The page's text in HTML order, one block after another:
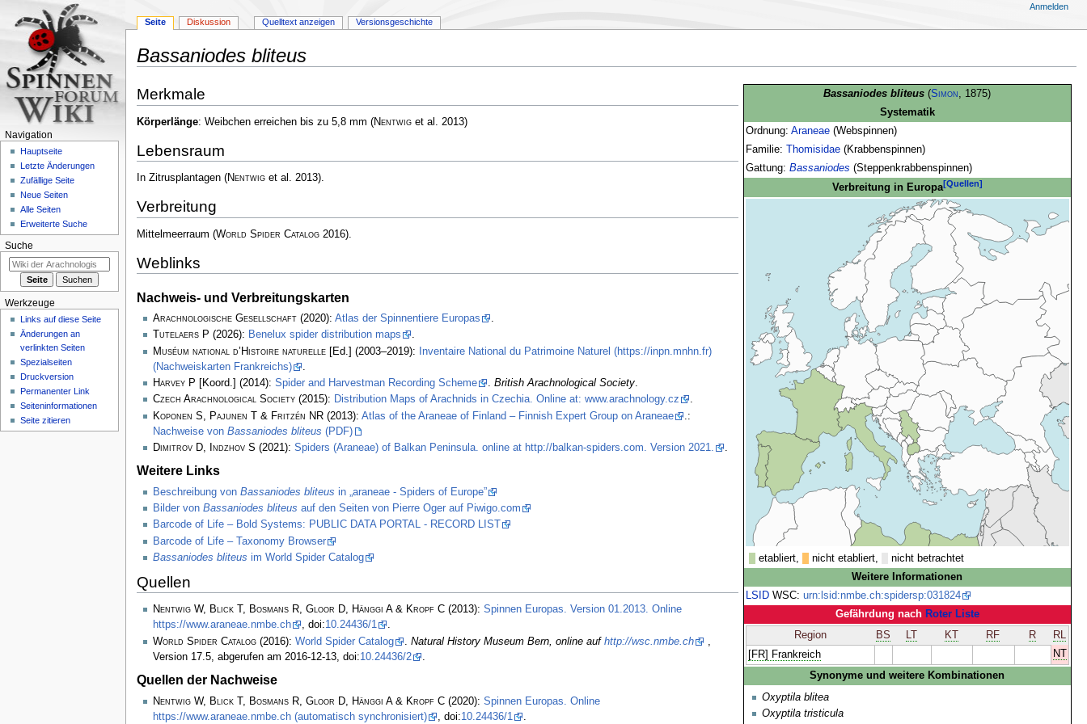
Bassaniodes bliteus
Navigation
springen
Suche
springen
Bassaniodes bliteus (Simon, 1875)
Systematik
Ordnung: Araneae(Webspinnen)
Familie:
Thomisidae(Krabbenspinnen)
Gattung: Bassaniodes (Steppenkrabbenspinnen)
Verbreitung in Europa[Quellen]
etabliert, nicht etabliert,
nicht betrachtet
Weitere Informationen
LSIDWSC: urn:lsid:nmbe.ch:spidersp:031824
Gefährdung nach Roter Liste
Region
BS LT KT RF R
RL
[FR] Frankreich
NT
Synonyme und weitere Kombinationen
Oxyptila blitea
Oxyptila tristicula
Merkmale
Körperlänge: Weibchen erreichen bis zu 5,8 mm (Nentwiget al. 2013)
Lebensraum
In Zitrusplantagen (Nentwiget al. 2013).
Verbreitung
Mittelmeerraum (World Spider Catalog2016).
Weblinks
Nachweis- und Verbreitungskarten
Arachnologische Gesellschaft(2020): Atlas der Spinnentiere Europas
.
Tutelaers P (2026): Benelux spider distribution maps
.
Muséum national d’Histoire naturelle[Ed.] (2003–2019):
Inventaire National du Patrimoine Naturel (https://inpn.mnhn.fr)
(Nachweiskarten Frankreichs)
Harvey P [Koord.] (2014): Spider and Harvestman Recording Scheme . British Arachnological Society.
Czech Arachnological Society(2015): Distribution Maps of Arachnids in Czechia. Online at: www.arachnology.cz
.
Koponen S, Pajunen T & Fritzén NR(2013): Atlas of the Araneae of Finland – Finnish Expert Group on Araneae
.:
Nachweise von Bassaniodes bliteus (PDF)
Dimitrov D, Indzhov S (2021): Spiders (Araneae) of Balkan Peninsula. online at http://balkan-spiders.com. Version 2021. .
Weitere Links
Beschreibung von Bassaniodes bliteus in „araneae - Spiders of Europe”
Bilder von Bassaniodes bliteus auf den Seiten von Pierre Oger auf Piwigo.com
Barcode of Life – Bold Systems: PUBLIC DATA PORTAL - RECORD LIST
Barcode of Life – Taxonomy Browser
Bassaniodes bliteus im World Spider Catalog
Quellen
Nentwig W, Blick T, Bosmans R, Gloor D, Hänggi A & Kropf C(2013): Spinnen Europas. Version 01.2013. Online
https://www.araneae.nmbe.ch
, doi:10.24436/1
.
World Spider Catalog(2016): World Spider Catalog Natural History Museum Bern, online auf http://wsc.nmbe.ch
Version 17.5, abgerufen am 2016-12-13, doi:10.24436/2
Quellen der Nachweise
Nentwig W, Blick T, Bosmans R, Gloor D, Hänggi A & Kropf C(2020): Spinnen Europas. Online
https://www.araneae.nmbe.ch (automatisch synchronisiert)
, doi:10.24436/1
Seite Diskussion Quelltext anzeigen Versionsgeschichte
Anmelden
Navigation
Hauptseite
Letzte Änderungen
Zufällige Seite
Neue Seiten
Alle Seiten
Erweiterte Suche
Suche
Werkzeuge
Links auf diese Seite
Änderungen an
verlinkten Seiten
Spezialseiten
Druckversion
Permanenter Link
Seiten­­informationen
Seite zitieren